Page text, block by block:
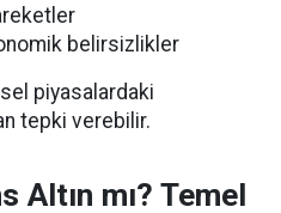
belirsizlikler
piyasalardaki
tepki verebilir.
Altın mı? Temel